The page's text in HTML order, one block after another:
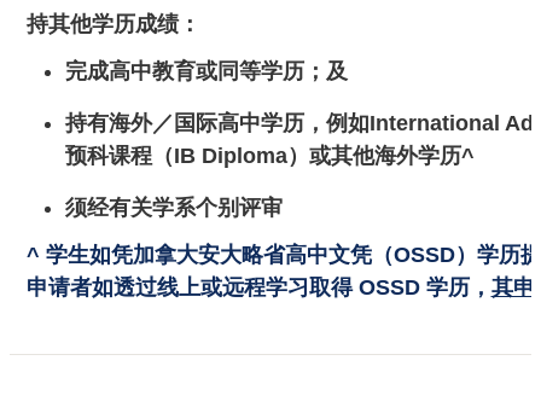
持其他学历成绩：
完成高中教育或同等学历；及
持有海外／国际高中学历，例如International
预科课程（IB Diploma）或其他海外学历^
须经有关学系个别评审
^ 学生如凭加拿大安大略省高中文凭（OSSD）学历
申请者如透过线上或远程学习取得 OSSD 学历， 其申